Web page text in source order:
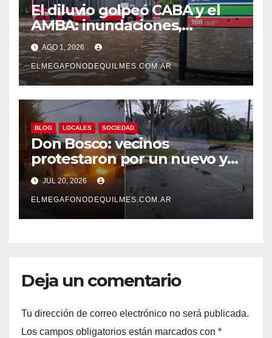
El diluvio golpeó CABA y el
AMBA: inundaciones,
destrozos y más de 60 mil
usuarios sin luz
AGO 1, 2026
ELMEGAFONODEQUILMES.COM.AR
BLOG LOCALES SOCIEDAD
Don Bosco: vecinos
protestaron por un nuevo y
prolongado corte de luz tras
inundarse una cámara de
Edesur
JUL 20, 2026
ELMEGAFONODEQUILMES.COM.AR
Deja un comentario
Tu dirección de correo electrónico no será publicada.
Los campos obligatorios están marcados con *